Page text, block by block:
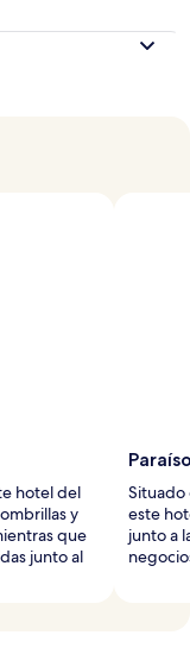
hotel del
y
que
junto al
Situado
este
junto a